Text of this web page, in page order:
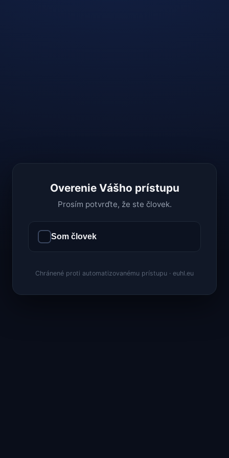
Overenie Vášho prístupu
Prosím potvrďte, že ste človek.
Som človek
Chránené proti automatizovanému prístupu · euhl.eu